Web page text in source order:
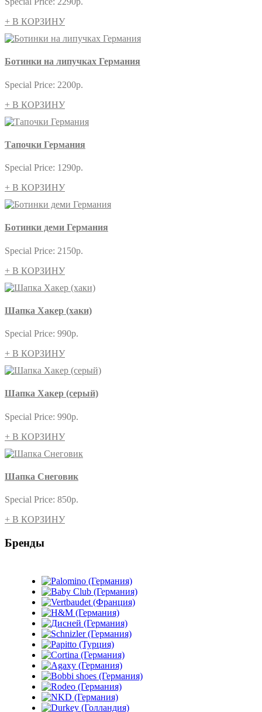
+ В КОРЗИНУ
Ботинки на липучках Германия
Special Price: 2200р.
+ В КОРЗИНУ
Тапочки Германия
Special Price: 1290р.
+ В КОРЗИНУ
Ботинки деми Германия
Special Price: 2150р.
+ В КОРЗИНУ
Шапка Хакер (хаки)
Special Price: 990р.
+ В КОРЗИНУ
Шапка Хакер (серый)
Special Price: 990р.
+ В КОРЗИНУ
Шапка Снеговик
Special Price: 850р.
+ В КОРЗИНУ
Бренды